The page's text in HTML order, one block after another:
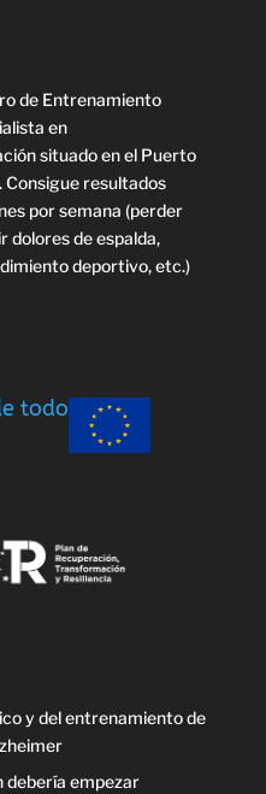
de Entrenamiento
en
situado en el Puerto
Consigue resultados
por semana (perder
dolores de espalda,
deportivo, etc.)
todo
y del entrenamiento de
debería empezar